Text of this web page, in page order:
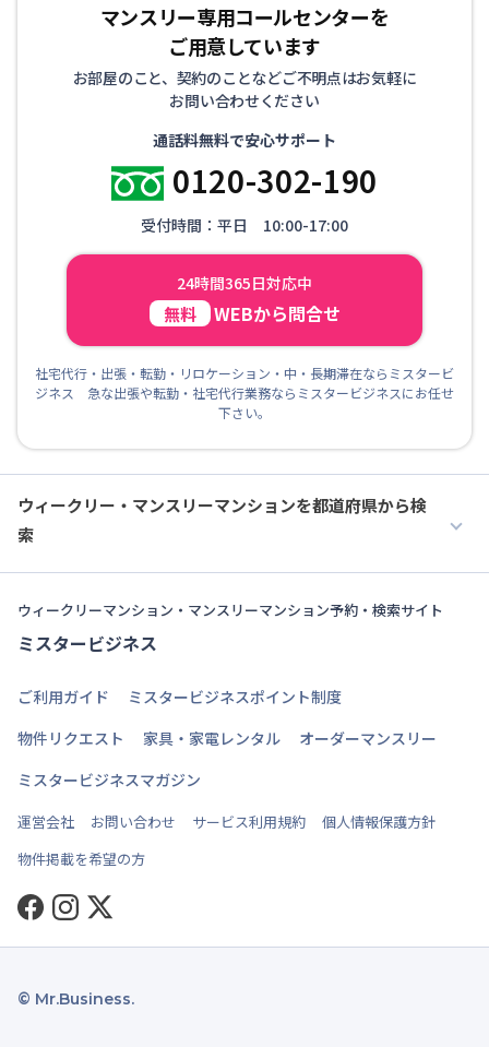
マンスリー専用コールセンターを
ご用意しています
お部屋のこと、契約のことなどご不明点はお気軽に
お問い合わせください
通話料無料で安心サポート
0120-302-190
受付時間：平日 10:00-17:00
24時間365日対応中
無料 WEBから問合せ
社宅代行・出張・転勤・リロケーション・中・長期滞在ならミスタービ
ジネス 急な出張や転勤・社宅代行業務ならミスタービジネスにお任せ
下さい。
ウィークリー・マンスリーマンションを都道府県から検
索
ウィークリーマンション・マンスリーマンション予約・検索サイト
ミスタービジネス
ご利用ガイド
ミスタービジネスポイント制度
物件リクエスト
家具・家電レンタル
オーダーマンスリー
ミスタービジネスマガジン
運営会社 お問い合わせ サービス利用規約
個人情報保護方針
物件掲載を希望の方
Facebook
Instagram
Twitter
© Mr.Business.